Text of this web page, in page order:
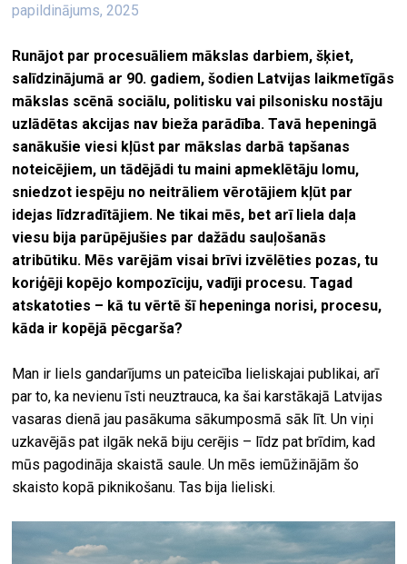
papildinājums, 2025
Runājot par procesuāliem mākslas darbiem, šķiet,
salīdzinājumā ar 90. gadiem, šodien Latvijas laikmetīgās
mākslas scēnā sociālu, politisku vai pilsonisku nostāju
uzlādētas akcijas nav bieža parādība. Tavā hepeningā
sanākušie viesi kļūst par mākslas darbātapšanas
noteicējiem, un tādējādi tu maini apmeklētāju lomu,
sniedzot iespēju no neitrāliem vērotājiem kļūt par
idejas līdzradītājiem. Ne tikai mēs, bet arī liela daļa
viesu bija parūpējušies par dažādu sauļošanās
atribūtiku. Mēs varējām visai brīvi izvēlēties pozas, tu
koriģēji kopējo kompozīciju, vadīji procesu. Tagad
atskatoties – kā tu vērtē šī hepeninga norisi, procesu,
kāda ir kopējā pēcgarša?
Man ir liels gandarījums un pateicība lieliskajai publikai, arī
par to, ka nevienu īsti neuztrauca, ka šai karstākajā Latvijas
vasaras dienā jau pasākuma sākumposmā sāk līt. Un viņi
uzkavējās pat ilgāk nekā biju cerējis – līdz pat brīdim, kad
mūs pagodināja skaistā saule. Un mēs iemūžinājām šo
skaisto kopā piknikošanu. Tas bija lieliski.